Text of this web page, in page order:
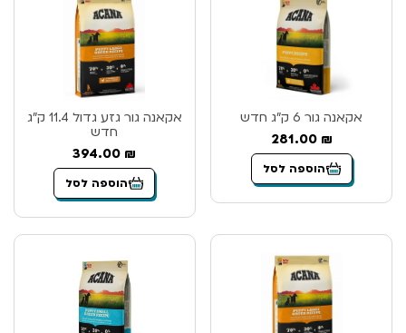
אקאנה גור 6 ק”ג חדש
281.00 ₪
הוספה לסל
אקאנה גור גזע גדול 11.4 ק”ג
חדש
394.00 ₪
הוספה לסל